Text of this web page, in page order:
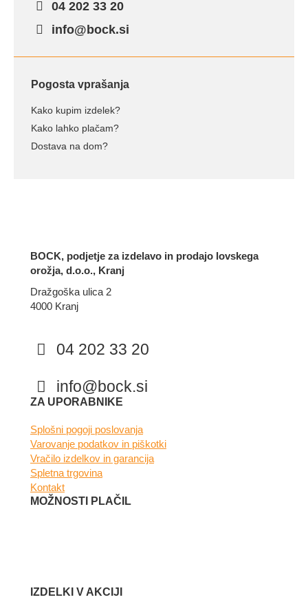
04 202 33 20
info@bock.si
Pogosta vprašanja
Kako kupim izdelek?
Kako lahko plačam?
Dostava na dom?
BOCK, podjetje za izdelavo in prodajo lovskega
orožja, d.o.o., Kranj
Dražgoška ulica 2
4000 Kranj
04 202 33 20
info@bock.si
Facebook
Instagram
ZA UPORABNIKE
Splošni pogoji poslovanja
Varovanje podatkov in piškotki
Vračilo izdelkov in garancija
Spletna trgovina
Kontakt
MOŽNOSTI PLAČIL
IZDELKI V AKCIJI